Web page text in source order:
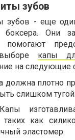
зубов
зубов - еще
боксера. Они
капы
на следующие
должна плотно
слишком
таких как
эластомер.